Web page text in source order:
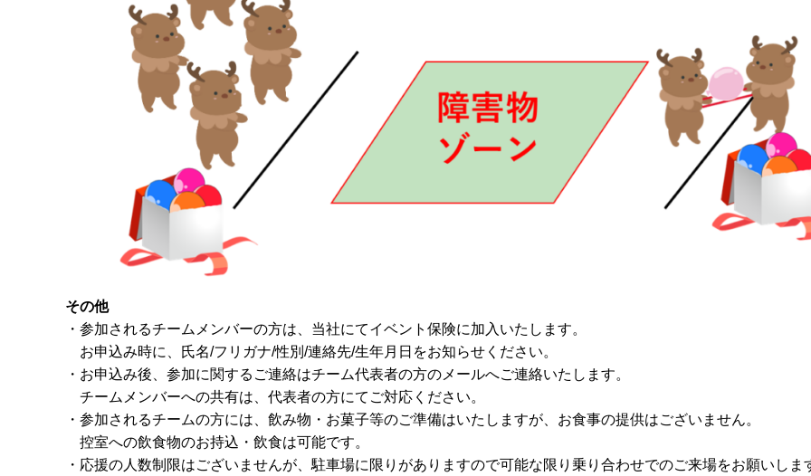
その他
・参加されるチームメンバーの方は、当社にてイベント保険に加入いたします。
お申込み時に、氏名/フリガナ/性別/連絡先/生年月日をお知らせください。
・お申込み後、参加に関するご連絡はチーム代表者の方のメールへご連絡いたします。
チームメンバーへの共有は、代表者の方にてご対応ください。
・参加されるチームの方には、飲み物・お菓子等のご準備はいたしますが、お食事の提供はございません。
控室への飲食物のお持込・飲食は可能です。
・応援の人数制限はございませんが、駐車場に限りがありますので可能な限り乗り合わせでのご来場をお願いしま